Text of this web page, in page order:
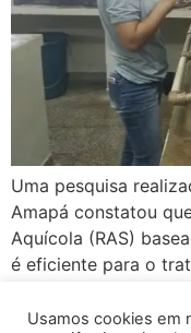
Uma pesquisa
Amapá constatou
Aquícola (RAS)
é eficiente para o
crescimento
Usamos cookies em